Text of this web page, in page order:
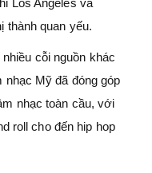
Los Angeles và
thành quan yếu.
cỗi nguồn khác
nhạc Mỹ đã đóng góp
nhạc toàn cầu, với
roll cho đến hip hop